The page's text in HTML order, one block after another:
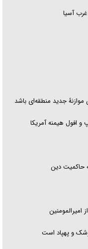
غرب آسیا
جدید منطقه‌ای باشد
و افول هیمنه آمریکا
حاکمیت دین
امیرالمومنین
و پهپاد است